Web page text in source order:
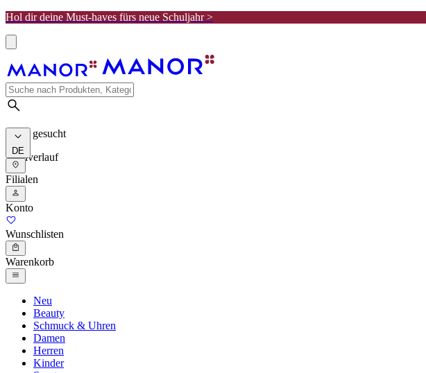
Hol dir deine Must-haves fürs neue Schuljahr >
Meist gesucht
Suchverlauf
DE
Filialen
Konto
Wunschlisten
Warenkorb
Neu
Beauty
Schmuck & Uhren
Damen
Herren
Kinder